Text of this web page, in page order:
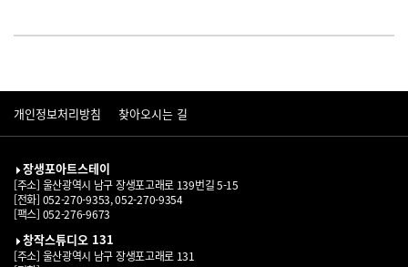
개인정보처리방침 찾아오시는 길
장생포아트스테이
[주소] 울산광역시 남구 장생포고래로 139번길 5-15
[전화] 052-270-9353,052-270-9354
[팩스] 052-276-9673
창작스튜디오 131
[주소] 울산광역시 남구 장생포고래로 131